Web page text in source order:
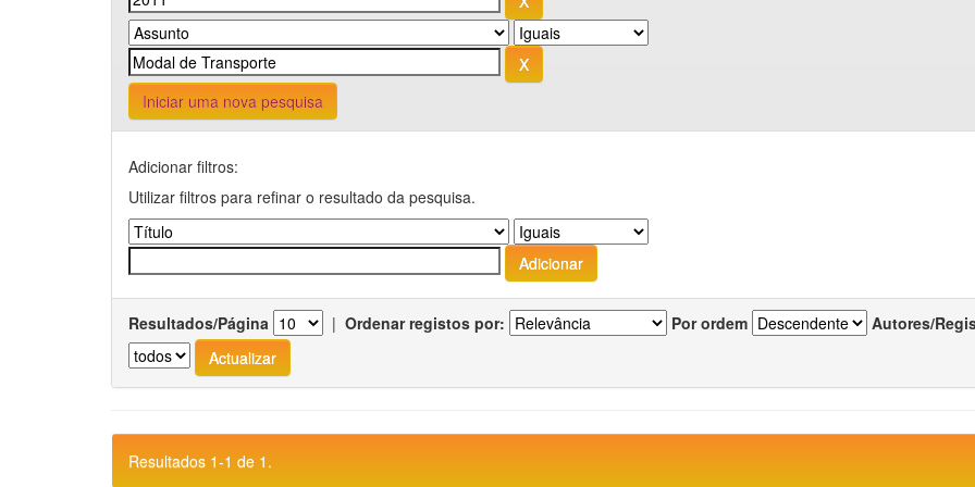
Iniciar uma nova pesquisa
Adicionar filtros:
Utilizar filtros para refinar o resultado da pesquisa.
Resultados/Página | Ordenar registos por: Por ordem Autores/
Resultados 1-1 de 1.